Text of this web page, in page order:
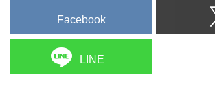
Facebook
LINE